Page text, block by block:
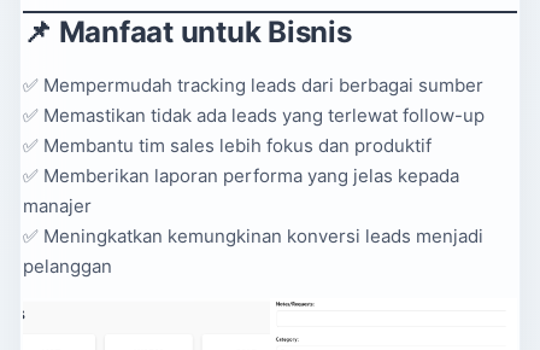
📌 Manfaat untuk Bisnis
✅ Mempermudah tracking leads dari berbagai sumber
✅ Memastikan tidak ada leads yang terlewat follow-up
✅ Membantu tim sales lebih fokus dan produktif
✅ Memberikan laporan performa yang jelas kepada
manajer
✅ Meningkatkan kemungkinan konversi leads menjadi
pelanggan